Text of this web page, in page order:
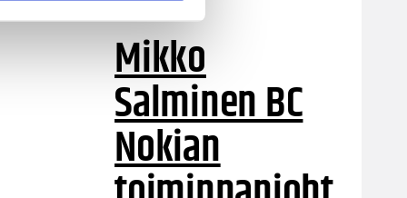
Mikko
Salminen BC
Nokian